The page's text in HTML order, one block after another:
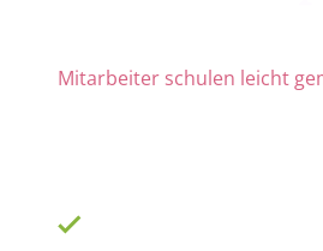
Mitarbeiter schulen leicht